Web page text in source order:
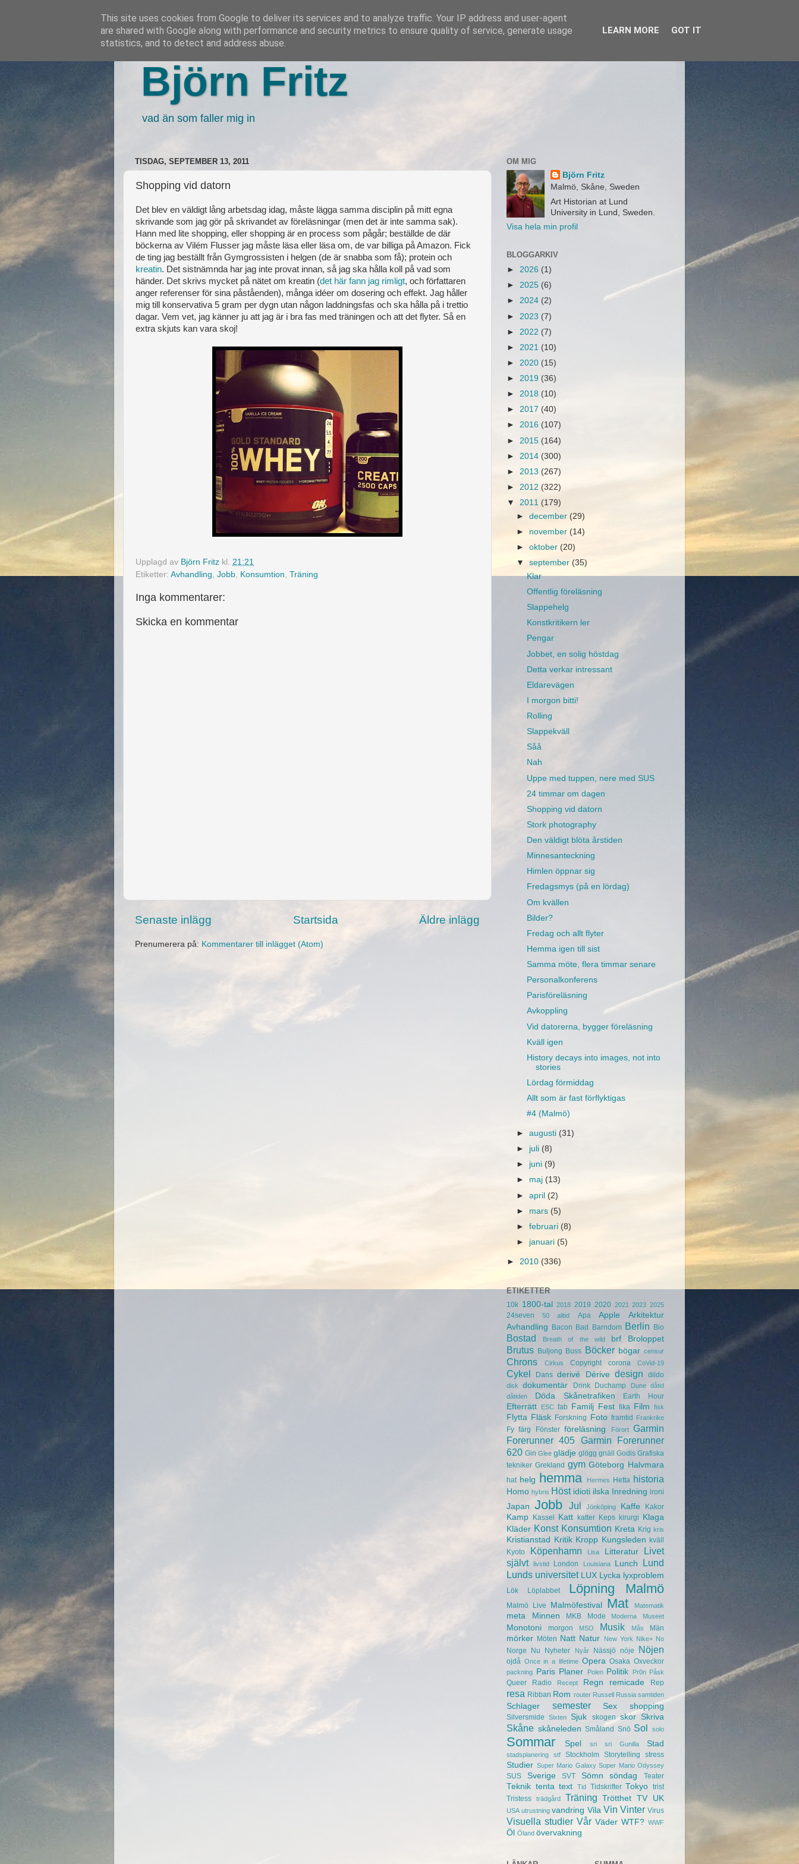
Björn Fritz
vad än som faller mig in
TISDAG, SEPTEMBER 13, 2011
Shopping vid datorn
Det blev en väldigt lång arbetsdag idag, måste lägga samma disciplin på mitt egna
skrivande som jag gör på skrivandet av föreläsningar (men det är inte samma sak).
Hann med lite shopping, eller shopping är en process som pågår; beställde de där
böckerna av Vilém Flusser jag måste läsa eller läsa om, de var billiga på Amazon. Fick
de ting jag beställt från Gymgrossisten i helgen (de är snabba som få); protein och
kreatin. Det sistnämnda har jag inte provat innan, så jag ska hålla koll på vad som
händer. Det skrivs mycket på nätet om kreatin (det här fann jag rimligt, och författaren
anger referenser för sina påståenden), många idéer om dosering och effekt. Jag håller
mig till konservativa 5 gram per dygn utan någon laddningsfas och ska hålla på i trettio
dagar. Vem vet, jag känner ju att jag är i bra fas med träningen och att det flyter. Så en
extra skjuts kan vara skoj!
Upplagd av Björn Fritz kl. 21:21
Etiketter: Avhandling Jobb Konsumtion Träning
Inga kommentarer:
Skicka en kommentar
Senaste inlägg Äldre inlägg
Startsida
Prenumerera på: Kommentarer till inlägget (Atom)
OM MIG
Björn Fritz
Malmö, Skåne, Sweden
Art Historian at Lund
University in Lund, Sweden.
Visa hela min profil
BLOGGARKIV
► 2026 (1)
► 2025 (6)
► 2024 (2)
► 2023 (7)
► 2022 (7)
► 2021 (10)
► 2020 (15)
► 2019 (36)
► 2018 (10)
► 2017 (40)
► 2016 (107)
► 2015 (164)
► 2014 (300)
► 2013 (267)
► 2012 (322)
▼ 2011 (179)
►december (29)
► november(14)
►oktober(20)
▼september(35)
Klar
Offentlig föreläsning
Slappehelg
Konstkritikern ler
Pengar
Jobbet, en solig höstdag
Detta verkar intressant
Eldarevägen
I morgon bitti!
Rolling
Slappekväll
Såå
Nah
Uppe med tuppen, nere med SUS
24 timmar om dagen
Shopping vid datorn
Stork photography
Den väldigt blöta årstiden
Minnesanteckning
Himlen öppnar sig
Fredagsmys (på en lördag)
Om kvällen
Bilder?
Fredag och allt flyter
Hemma igen till sist
Samma möte, flera timmar senare
Personalkonferens
Parisföreläsning
Avkoppling
Vid datorerna, bygger föreläsning
Kväll igen
History decays into images, not into
stories
Lördag förmiddag
Allt som är fast förflyktigas
#4 (Malmö)
►augusti (31)
► juli (8)
► juni (9)
► maj (13)
►april(2)
► mars(5)
►februari (8)
► januari (5)
► 2010 (336)
ETIKETTER
10k 1800-tal 2018 2019 2020 2021 2023 2025
24seven 50 alltid Apa Apple
Arkitektur
Avhandling Bacon Bad Barndom Berlin Bio
Bostad Breath of the wild brf Broloppet
Brutus Buljong Buss Böcker bögar censur
Chrons Cirkus Copyright corona CoVid-19
Cykel Dans derivé Dérive design dildo
disk dokumentär Drink Duchamp Dune
dåtid
dåtiden
Döda Skånetrafiken Earth Hour
Efterrätt ESC fab Familj Fest fika Film fisk
Flytta Fläsk Forskning Foto framtid Frankrike
Fy färg Fönster föreläsning Förort
Garmin
Forerunner 405 Garmin Forerunner
620 Gin Glee glädje glögg gnäll Godis Grafiska
tekniker Grekland gym Göteborg Halvmara
hat helg hemma Hermes Hetta historia
Homo hybris Höst idioti ilska Inredning ironi
Japan Jobb Jul Jönköping Kaffe Kakor
Kamp Kassel Katt katter Keps kirurgi Klaga
Kläder Konst Konsumtion Kreta Krig kris
Kristianstad Kritik Kropp Kungsleden kväll
Kyoto
Köpenhamn Lisa Litteratur
Livet
självt
livstid London Louisiana Lunch
Lund
Lunds universitet LUX Lycka lyxproblem
Lök Löplabbet Löpning Malmö
Malmö Live Malmöfestival Mat Matematik
meta Minnen MKB Mode Moderna Museet
Monotoni morgon MSO Musik Mås Män
mörker Möten Natt Natur New York Nike+ No
Norge Nu Nyheter Nyår Nässjö nöje Nöjen
ojdå Once in a lifetime Opera Osaka Oxveckor
packning Paris Planer Polen Politik Pr0n Påsk
Queer Radio Recept Regn remicade Rep
resa Ribban Rom router Russell Russia samtiden
Schlager semester Sex shopping
Silversmide Sixten Sjuk skogen skor Skriva
Skåne skåneleden Småland Snö Sol solo
Sommar Spel sri sri Gunilla Stad
stadsplanering stf Stockholm Storytelling stress
Studier Super Mario Galaxy Super Mario Odyssey
SUS Sverige SVT Sömn söndag Teater
Teknik tenta text Tid Tidskrifter Tokyo trist
Tristess
trädgård Träning Trötthet TV UK
USA utrustning vandring Vila Vin Vinter Virus
Visuella studier Vår Väder WTF? WWF
Öl Öland övervakning
This site uses cookies from Google to deliver its services and to analyze traffic. Your IP address and user-agent
are shared with Google along with performance and security metrics to ensure quality of service, generate usage
statistics, and to detect and address abuse.
LEARN MORE GOT IT